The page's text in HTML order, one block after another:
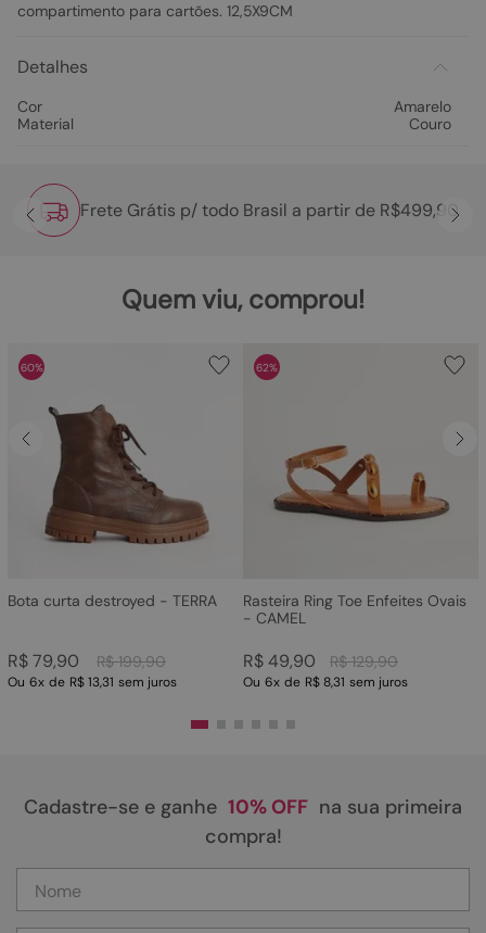
compartimento para cartões. 12,5X9CM
Detalhes
Cor
Amarelo
Material
Couro
Frete Grátis p/ todo Brasil a partir de R$499,90
Quem viu, comprou!
60%
Bota curta destroyed - TERRA
R$ 199,90
R$79,90
Ou 6x de R$ 13,31 sem juros
62%
Rasteira Ring Toe Enfeites Ovais
- CAMEL
R$ 129,90
R$49,90
Ou 6x de R$ 8,31 sem juros
Cadastre-se e ganhe 10% OFF na sua primeira
compra!